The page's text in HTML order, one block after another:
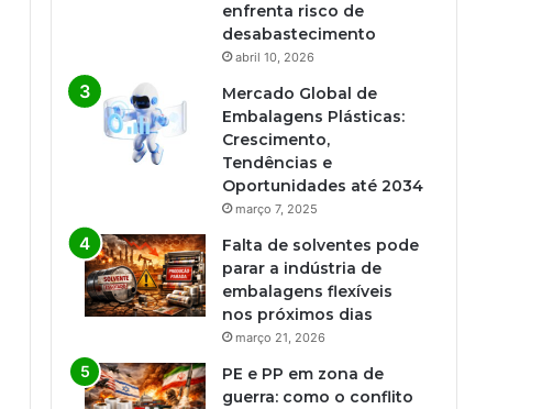
enfrenta risco de
desabastecimento
abril 10, 2026
Mercado Global de
Embalagens Plásticas:
Crescimento,
Tendências e
Oportunidades até 2034
março 7, 2025
Falta de solventes pode
parar a indústria de
embalagens flexíveis
nos próximos dias
março 21, 2026
PE e PP em zona de
guerra: como o conflito